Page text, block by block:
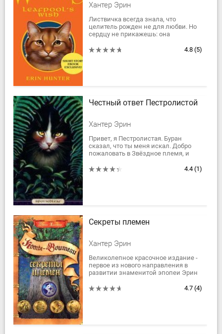
Хантер Эрин
Листвичка всегда знала, что
целитель рожден не для любви. Но
сердцу не прикажешь: она
Грача. Чтобы скрыть свою
4.8 (5)
Честный ответ Пестролистой
Хантер Эрин
Привет, я Пестролистая. Буран
сказал, что ты меня искал. Добро
пожаловать в Звёздное племя, и
меня!
4.4 (1)
Секреты племен
Хантер Эрин
Великолепное красочное издание -
первое из нового направления в
развитии знаменитой эпопеи Эрин
диких котов.
4.7 (4)